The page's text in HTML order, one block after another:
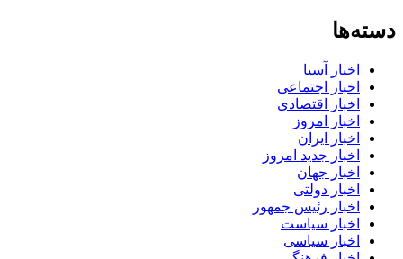
دسته‌ها
اخبار آسیا
اخبار اجتماعی
اخبار اقتصادی
اخبار امروز
اخبار ایران
اخبار جدید امروز
اخبار جهان
اخبار دولتی
اخبار رئیس جمهور
اخبار سیاست
اخبار سیاسی